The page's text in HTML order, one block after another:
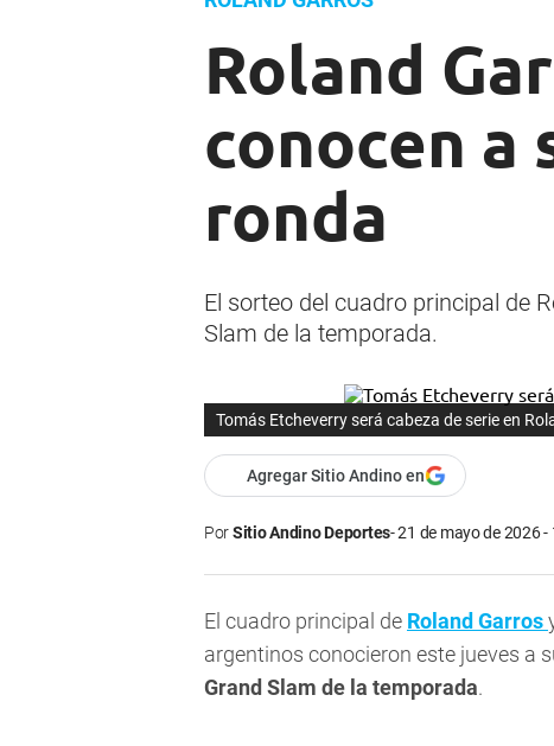
Roland
conocen a
ronda
El sorteo del cuadro principal de
Slam de la temporada.
Tomás Etcheverry será cabeza de serie en
Agregar Sitio Andino en
PorSitio Andino Deportes 21 de mayo de 2026 -
El cuadro principal de Roland Garros
argentinos conocieron este jueves a
Grand Slam de la temporada.